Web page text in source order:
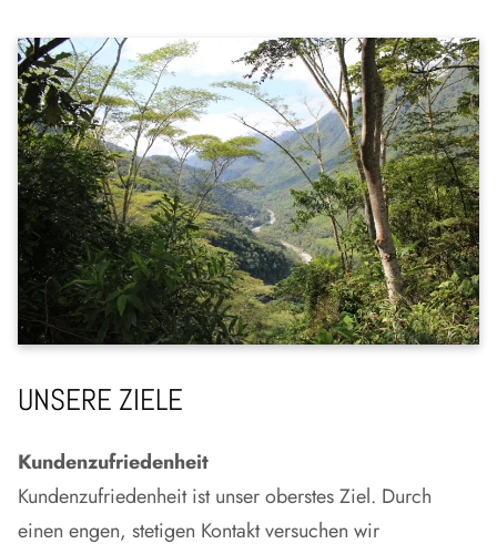
Gesundheitsvorsorge. Verbraucher, die sich z.B.
vegan oder glutenfrei ernähren oder Menschen mit
einem besonderen Nährstoffbedarf, wie Sportler
oder Schwangere, können von AcanChia
Produkten profitieren. Unsere Produkte sind die
Grundlage für eine moderne, abwechslungsreiche,
gesundheitsbewusste Ernährung.
Fairer Handel und Nachhaltigkeit
Wir unterstützen die Anbauer bei einem
nachhaltigen Anbau der Produkte und dem Erhalt
wir eng mit ihnen zusammen und unterstützen sie
durch soziale Projekte. Aus dieser Hand in Hand
Zusammenarbeit resultieren faire Preise und faire
UNSERE ZIELE
Kundenzufriedenheit
Kundenzufriedenheit ist unser oberstes Ziel. Durch
einen engen, stetigen Kontakt versuchen wir